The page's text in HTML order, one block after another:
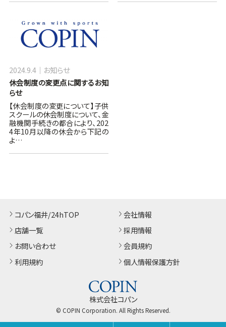
休会制度の変更点に関するお知
らせ
2024.9.4 お知らせ
【休会制度の変更について】子供
スクールの休会制度について、金
融機関手続きの都合により、202
4年10月以降の休会から下記の
よ…
コパン福井/24hTOP
店舗一覧
お問い合わせ
利用規約
会社情報
採用情報
会員規約
個人情報保護方針
株式会社コパン
© COPIN Corporation. All Rights Reserved.